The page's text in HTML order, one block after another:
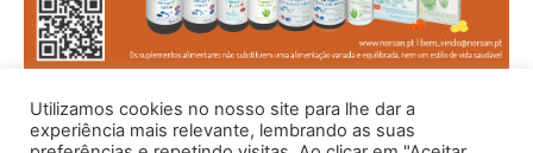
Utilizamos cookies no nosso site para lhe dar a
experiência mais relevante, lembrando as suas